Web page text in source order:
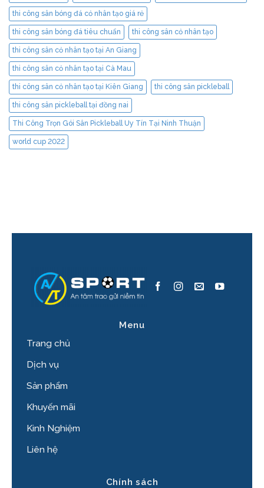
thi công sân bóng đá cỏ nhân tạo giá rẻ
thi công sân bóng đá tiêu chuẩn thi công sân cỏ nhân tạo
thi công sân cỏ nhân tạo tại An Giang
thi công sân cỏ nhân tạo tại Cà Mau
thi công sân cỏ nhân tạo tại Kiên Giang thi công sân pickleball
thi công sân pickleball tại đồng nai
Thi Công Trọn Gói Sân Pickleball Uy Tín Tại Ninh Thuận
world cup 2022
Menu
Trang chủ
Dịch vụ
Sản phẩm
Khuyến mãi
Kinh Nghiệm
Liên hệ
Chính sách